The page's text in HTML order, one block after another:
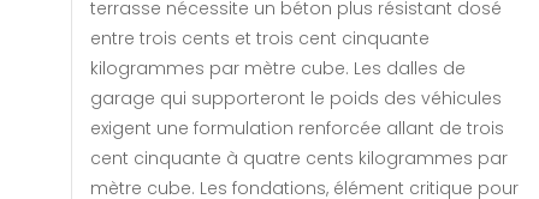
terrasse nécessite un béton plus résistant dosé
entre trois cents et trois cent cinquante
kilogrammes par mètre cube. Les dalles de
garage qui supporteront le poids des véhicules
exigent une formulation renforcée allant de trois
cent cinquante à quatre cents kilogrammes par
mètre cube. Les fondations, élément critique pour